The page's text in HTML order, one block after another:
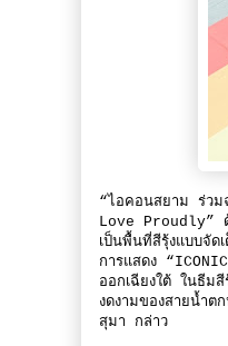
“ไอคอนสยาม ร่ว
Love Proudly” ด้
เป็นพื้นที่สีรุ้งแบบจั
การแสดง
ออกเฉียงใต้ ในธี
งดงามของสายน้
สุมา กล่าว